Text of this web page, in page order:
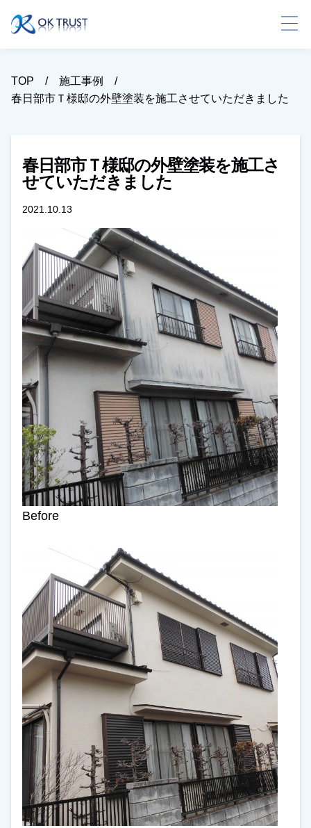
TOP
施工事例
春日部市Ｔ様邸の外壁塗装を施工させていただきました
春日部市Ｔ様邸の外壁塗装を施工さ
せていただきました
2021.10.13
Before